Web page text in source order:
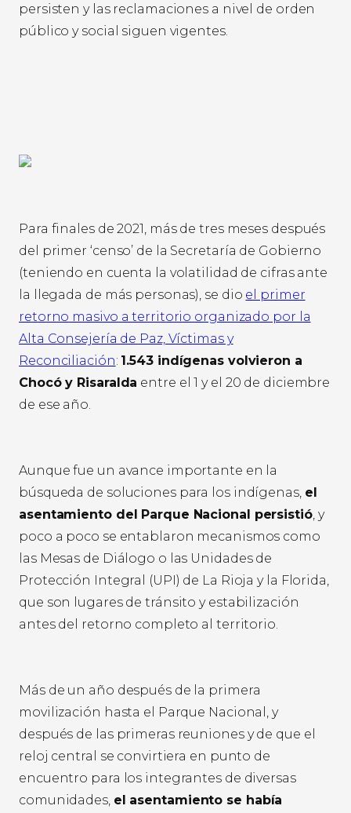
persisten y las reclamaciones a nivel de orden
público y social siguen vigentes.
Para finales de 2021, más de tres meses después
del primer ‘censo’ de la Secretaría de Gobierno
(teniendo en cuenta la volatilidad de cifras ante
la llegada de más personas), se dio el primer
retorno masivo a territorio organizado por la
Alta Consejería de Paz, Víctimas y
Reconciliación: 1.543 indígenas volvieron a
Chocó y Risaralda entre el 1 y el 20 de diciembre
de ese año.
Aunque fue un avance importante en la
búsqueda de soluciones para los indígenas, el
asentamiento del Parque Nacional persistió, y
poco a poco se entablaron mecanismos como
las Mesas de Diálogo o las Unidades de
Protección Integral (UPI) de La Rioja y la Florida,
que son lugares de tránsito y estabilización
antes del retorno completo al territorio.
Más de un año después de la primera
movilización hasta el Parque Nacional, y
después de las primeras reuniones y de que el
reloj central se convirtiera en punto de
encuentro para los integrantes de diversas
comunidades, el asentamiento se había